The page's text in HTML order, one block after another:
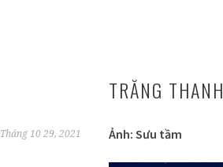
TRĂNG THANH
Tháng 10 29, 2021 Ảnh: Sưu tầm